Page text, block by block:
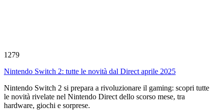
1279
Nintendo Switch 2: tutte le novità dal Direct aprile 2025
Nintendo Switch 2 si prepara a rivoluzionare il gaming: scopri tutte
le novità rivelate nel Nintendo Direct dello scorso mese, tra
hardware, giochi e sorprese.